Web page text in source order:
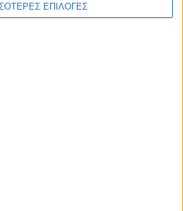
ΕΠΙΛΟΓΕΣ
αποστολής 4,90€,